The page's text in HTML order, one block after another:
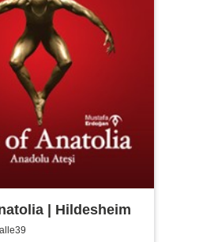
| Hildesheim